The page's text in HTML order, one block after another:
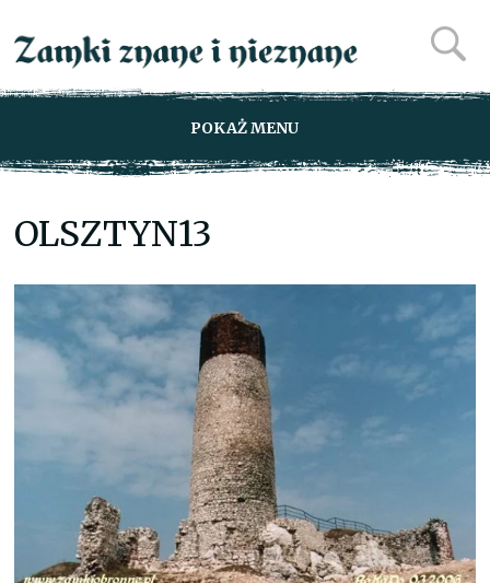
POKAŻ MENU
OLSZTYN13